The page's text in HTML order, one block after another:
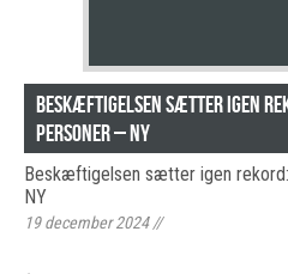
Beskæftigelsen sætter igen
personer – NY
Beskæftigelsen sætter igen
NY
19 december 2024//